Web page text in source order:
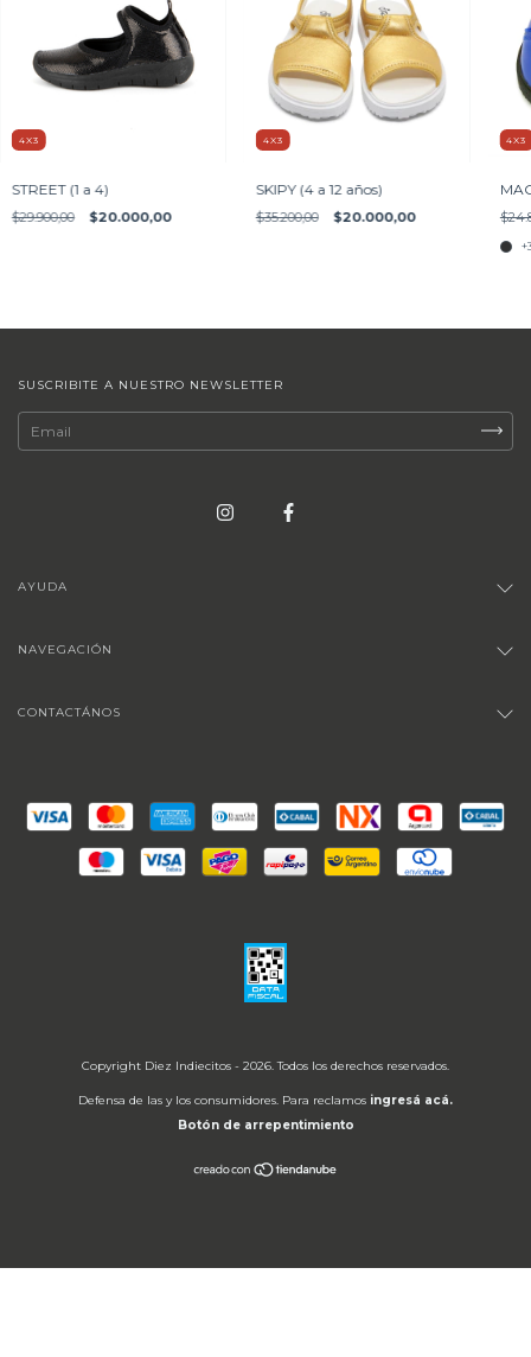
4X3
STREET (1 a 4)
$29.900,00 $20.000,00
4X3
SKIPY (4 a 12 años)
$35.200,00 $20.000,00
4X3
SUSCRIBITE A NUESTRO NEWSLETTER
AYUDA
NAVEGACIÓN
CONTACTÁNOS
Copyright Diez Indiecitos - 2026. Todos los derechos reservados.
Defensa de las y los consumidores. Para reclamos ingresá acá.
Botón de arrepentimiento